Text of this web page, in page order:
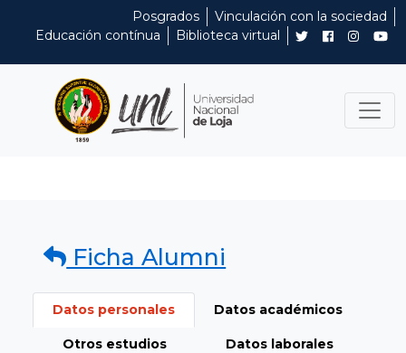
Posgrados
Vinculación con la sociedad
Educación contínua
Biblioteca virtual
Ficha Alumni
Datos personales Datos académicos
Otros estudios Datos laborales